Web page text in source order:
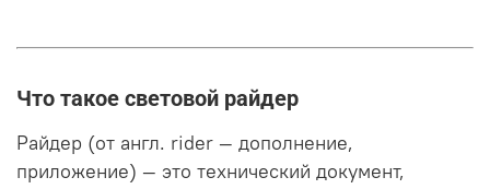
Что такое световой райдер
Райдер (от англ. rider — дополнение,
приложение) — это технический документ,